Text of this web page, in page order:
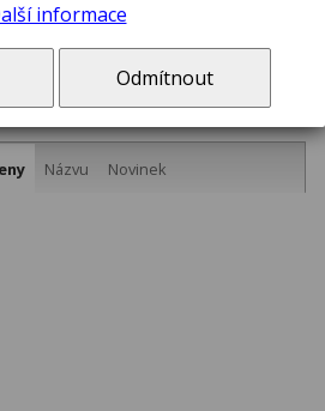
Názvu Novinek
informace
Odmítnout